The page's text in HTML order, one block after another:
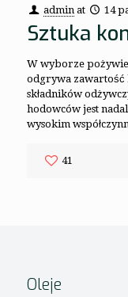
admin at 14
Sztuka
W wyborze
odgrywa zawartość
składników
hodowców jest
wysokim
41
Oleje